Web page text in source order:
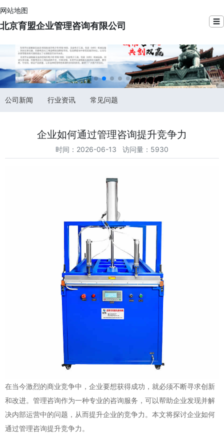
网站地图
北京育盟企业管理咨询有限公司 ☰
公司新闻 行业资讯 常见问题
企业如何通过管理咨询提升竞争力
时间：2026-06-13 访问量：5930
在当今激烈的商业竞争中，企业要想获得成功，就必须不断寻求创新
和改进。管理咨询作为一种专业的咨询服务，可以帮助企业发现并解
决内部运营中的问题，从而提升企业的竞争力。本文将探讨企业如何
通过管理咨询提升竞争力。